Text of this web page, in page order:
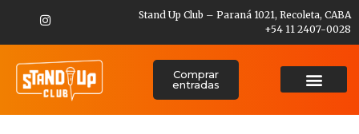
Stand Up Club – Paraná 1021, Recoleta, CABA
+54 11 2407-0028
Comprar
entradas